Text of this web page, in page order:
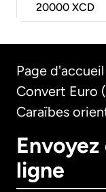
20000 XCD
Page
Convert Euro
Caraïbes
Envoyez
ligne